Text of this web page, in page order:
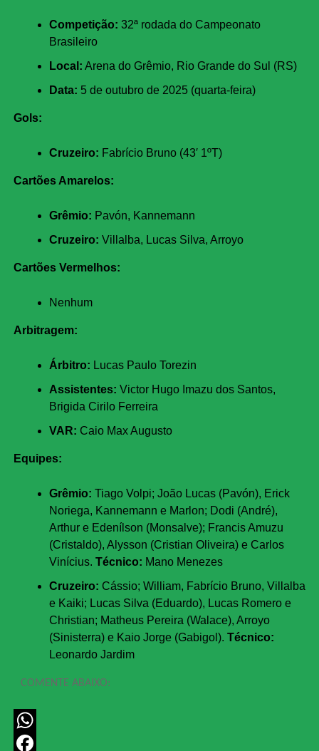
Competição: 32ª rodada do Campeonato
Brasileiro
Local: Arena do Grêmio, Rio Grande do Sul (RS)
Data: 5 de outubro de 2025 (quarta-feira)
Gols:
Cruzeiro: Fabrício Bruno (43′ 1ºT)
Cartões Amarelos:
Grêmio: Pavón, Kannemann
Cruzeiro: Villalba, Lucas Silva, Arroyo
Cartões Vermelhos:
Nenhum
Arbitragem:
Árbitro: Lucas Paulo Torezin
Assistentes: Victor Hugo Imazu dos Santos,
Brigida Cirilo Ferreira
VAR: Caio Max Augusto
Equipes:
Grêmio: Tiago Volpi; João Lucas (Pavón), Erick
Noriega, Kannemann e Marlon; Dodi (André),
Arthur e Edenílson (Monsalve); Francis Amuzu
(Cristaldo), Alysson (Cristian Oliveira) e Carlos
Vinícius. Técnico: Mano Menezes
Cruzeiro: Cássio; William, Fabrício Bruno, Villalba
e Kaiki; Lucas Silva (Eduardo), Lucas Romero e
Christian; Matheus Pereira (Walace), Arroyo
(Sinisterra) e Kaio Jorge (Gabigol). Técnico:
Leonardo Jardim
COMENTE ABAIXO:
WhatsApp